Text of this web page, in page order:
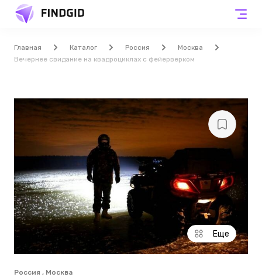
Главная Каталог Россия
Москва
Вечернее свидание на квадроциклах с фейерверком
Еще
Россия , Москва